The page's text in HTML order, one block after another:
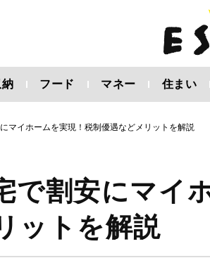
納 フード マネー 住まい
マイホームを実現！税制優遇などメリットを解説
で割安にマイ
ットを解説